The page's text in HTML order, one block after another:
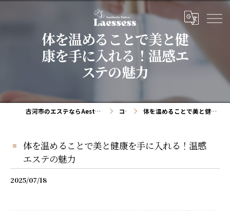
体を温めることで美と健
康を手に入れる！温感エ
ステの魅力
古河市のエステならAesthetic salon Laessess(ラエッセス) コラム 体を温めることで美と健康を手に入れる！温感エステの魅力
体を温めることで美と健康を手に入れる！温感
エステの魅力
2025/07/18